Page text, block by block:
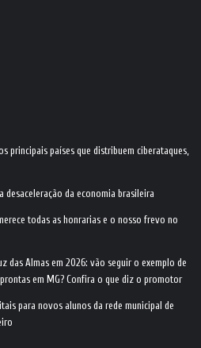
principais países que distribuem ciberataques,
desaceleração da economia brasileira
todas as honrarias e o nosso frevo no
das Almas em 2026: vão seguir o exemplo de
em MG? Confira o que diz o promotor
para novos alunos da rede municipal de